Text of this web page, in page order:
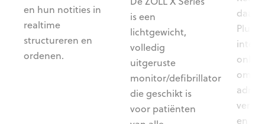
en hun notities in
realtime
structureren en
ordenen.
is een
lichtgewicht,
volledig
uitgeruste
monitor/defibrillator
die geschikt is
voor patiënten
om
en